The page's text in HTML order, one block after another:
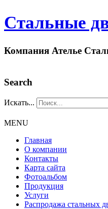
Стальные
Компания Ателье
Search
Искать...
MENU
Главная
О компании
Контакты
Карта сайта
Фотоальбом
Продукция
Услуги
Распродажа стальных